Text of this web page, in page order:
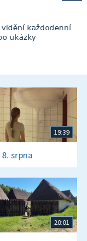
každodenní
ukázky
19:39
8. srpna
20:01